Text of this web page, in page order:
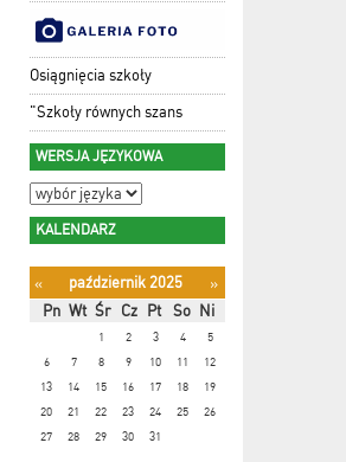
Osiągnięcia szkoły
"Szkoły równych szans
WERSJA JĘZYKOWA
KALENDARZ
« październik 2025
»
Pn Wt Śr Cz Pt So Ni
1 2 3 4
5
6
7 8 9 10 11
12
13
14 15 16 17 18
19
20
21 22 23 24 25
26
27
28 29 30 31